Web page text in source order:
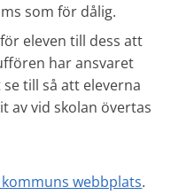
som för dålig.
eleven till dess att
har ansvaret
till så att eleverna
av vid skolan övertas
webbplats.